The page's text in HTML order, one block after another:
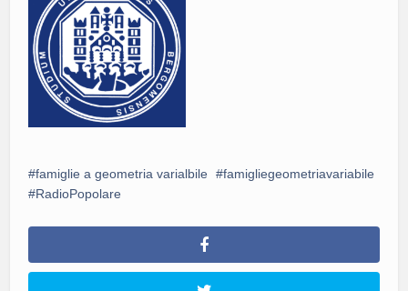
famiglie a geometria varialbile
famigliegeometriavariabile
RadioPopolare